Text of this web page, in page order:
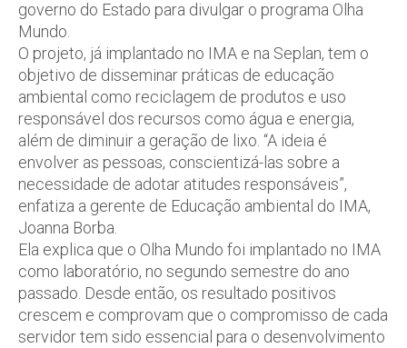
governo do Estado para divulgar o programa Olha
Mundo.
O projeto, já implantado no IMA e na Seplan, tem o
objetivo de disseminar práticas de educação
ambiental como reciclagem de produtos e uso
responsável dos recursos como água e energia,
além de diminuir a geração de lixo. “A ideia é
envolver as pessoas, conscientizá-las sobre a
necessidade de adotar atitudes responsáveis”,
enfatiza a gerente de Educação ambiental do IMA,
Joanna Borba.
Ela explica que o Olha Mundo foi implantado no IMA
como laboratório, no segundo semestre do ano
passado. Desde então, os resultado positivos
crescem e comprovam que o compromisso de cada
servidor tem sido essencial para o desenvolvimento